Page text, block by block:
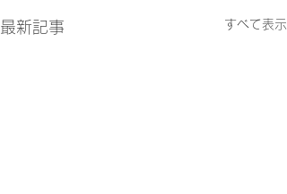
最新記事 すべて表示